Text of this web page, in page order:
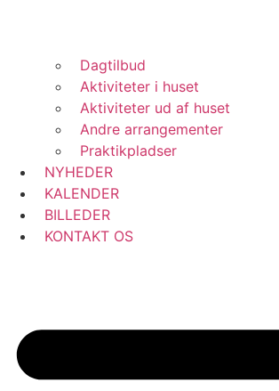
Dagtilbud
Aktiviteter i huset
Aktiviteter ud af huset
Andre arrangementer
Praktikpladser
NYHEDER
KALENDER
BILLEDER
KONTAKT OS